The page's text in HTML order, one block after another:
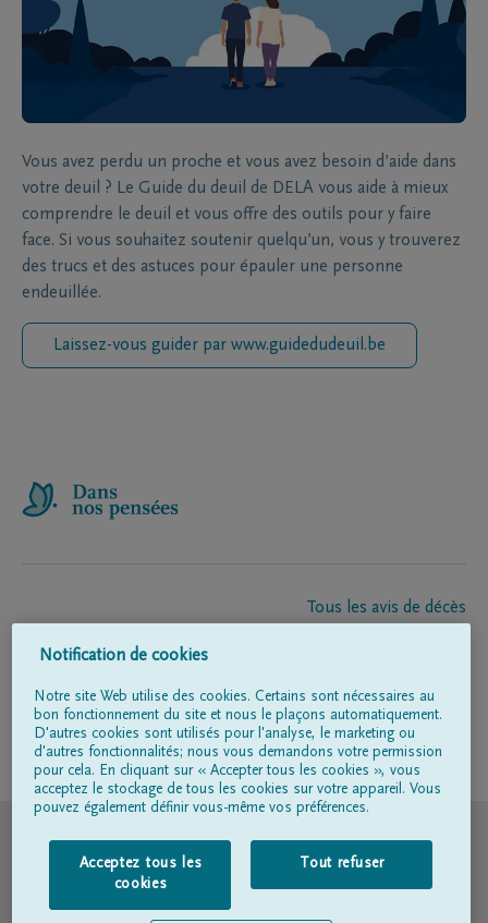
Vous avez perdu un proche et vous avez besoin d’aide dans
votre deuil ? Le Guide du deuil de DELA vous aide à mieux
comprendre le deuil et vous offre des outils pour y faire
face. Si vous souhaitez soutenir quelqu’un, vous y trouverez
des trucs et des astuces pour épauler une personne
endeuillée.
Laissez-vous guider par www.guidedudeuil.be
Tous les avis de décès
Entrepreneur de pompes funèbres
Suivez-nous sur
Conditions d'utilisation
Notification de cookies
Notre site Web utilise des cookies. Certains sont nécessaires au
bon fonctionnement du site et nous le plaçons automatiquement.
D'autres cookies sont utilisés pour l'analyse, le marketing ou
d'autres fonctionnalités; nous vous demandons votre permission
pour cela. En cliquant sur « Accepter tous les cookies », vous
acceptez le stockage de tous les cookies sur votre appareil. Vous
pouvez également définir vous-même vos préférences.
Acceptez tous les
cookies
Tout refuser